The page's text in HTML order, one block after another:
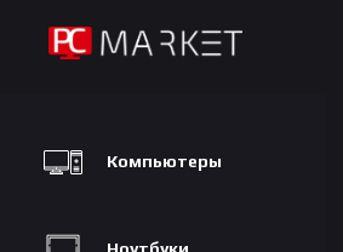
Компьютеры
Ноутбуки